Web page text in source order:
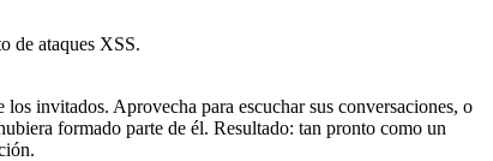
invitados. Aprovecha para escuchar sus conversaciones, o
formado parte de él. Resultado: tan pronto como un